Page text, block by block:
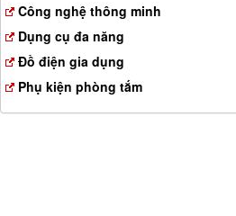
Công nghệ thông minh
Dụng cụ đa năng
Đồ điện gia dụng
Phụ kiện phòng tắm